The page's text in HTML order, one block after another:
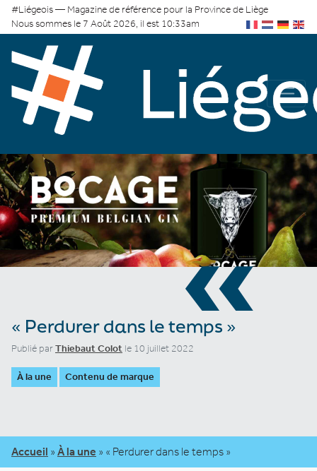
#Liégeois — Magazine de référence pour la Province de Liège
Nous sommes le 7 Août 2026, il est 10:33am
«
« Perdurer dans le temps »
Publié parThiebaut Colot le 10 juillet 2022
À la une Contenu de marque
Accueil » À la une » « Perdurer dans le temps »